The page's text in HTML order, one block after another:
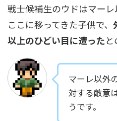
戦士候補生のウドはマー
ここに移ってきた子供で、
以上のひどい目に遭ったと
マーレ以外
対する敵意
うです。